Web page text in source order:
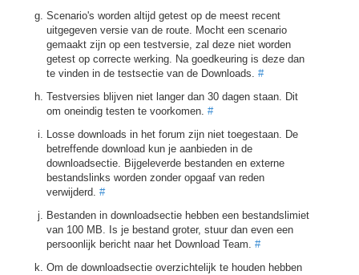
Scenario's worden altijd getest op de meest recent
uitgegeven versie van de route. Mocht een scenario
gemaakt zijn op een testversie, zal deze niet worden
getest op correcte werking. Na goedkeuring is deze dan
te vinden in de testsectie van de Downloads. #
Testversies blijven niet langer dan 30 dagen staan. Dit
om oneindig testen te voorkomen. #
Losse downloads in het forum zijn niet toegestaan. De
betreffende download kun je aanbieden in de
downloadsectie. Bijgeleverde bestanden en externe
bestandslinks worden zonder opgaaf van reden
verwijderd. #
Bestanden in downloadsectie hebben een bestandslimiet
van 100 MB. Is je bestand groter, stuur dan even een
persoonlijk bericht naar het Download Team. #
Om de downloadsectie overzichtelijk te houden hebben